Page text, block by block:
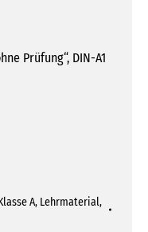
Prüfung“, DIN-A1
A, Lehrmaterial,